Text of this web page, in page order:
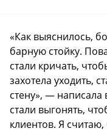
«Как выяснилось,
барную стойку.
стали кричать,
захотела уходить,
стену», — написала
стали выгонять,
клиентов. Я